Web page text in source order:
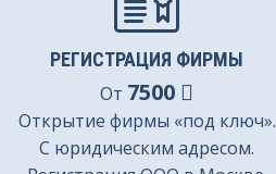
РЕГИСТРАЦИЯ ФИРМЫ
От 7500
Открытие фирмы «под ключ».
С юридическим адресом.